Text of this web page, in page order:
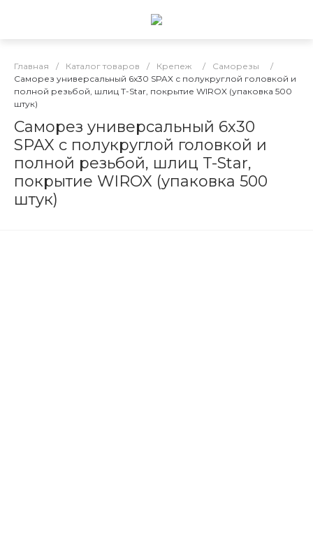
Главная / Каталог товаров / Крепеж / Саморезы
/
Саморез универсальный 6х30 SPAX с полукруглой головкой и
полной резьбой, шлиц T-Star, покрытие WIROX (упаковка 500
штук)
Саморез универсальный 6х30
SPAX с полукруглой головкой и
полной резьбой, шлиц T-Star,
покрытие WIROX (упаковка 500
штук)